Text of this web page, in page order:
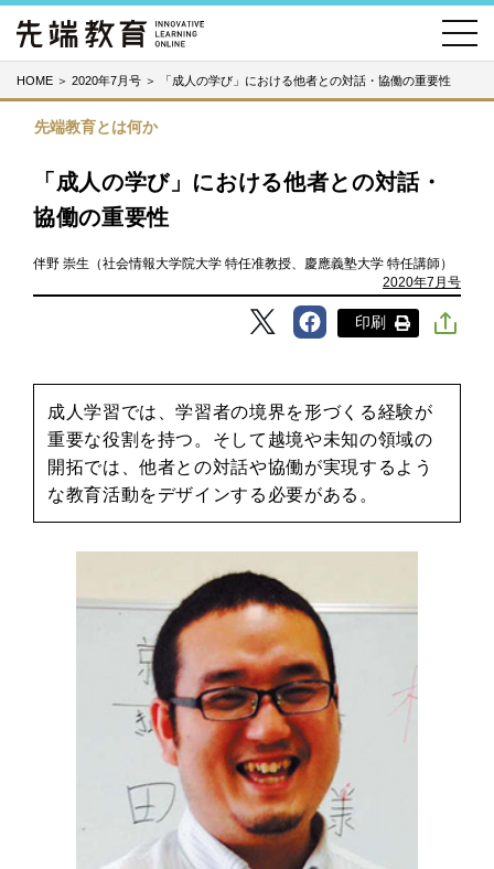
HOME ＞ 2020年7月号 ＞ 「成人の学び」における他者との対話・協働の重要性
先端教育とは何か
「成人の学び」における他者との対話・
協働の重要性
伴野 崇生（社会情報大学院大学 特任准教授、慶應義塾大学 特任講師）
2020年7月号
印刷
成人学習では、学習者の境界を形づくる経験が
重要な役割を持つ。そして越境や未知の領域の
開拓では、他者との対話や協働が実現するよう
な教育活動をデザインする必要がある。